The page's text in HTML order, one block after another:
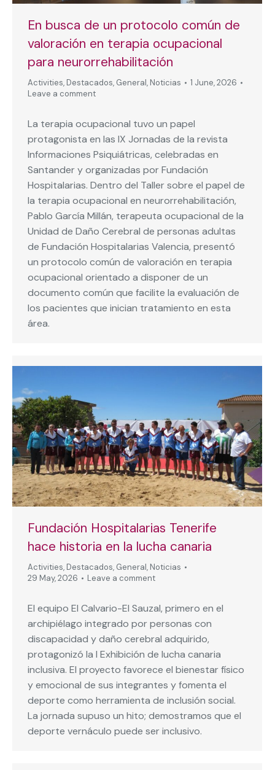
En busca de un protocolo común de
valoración en terapia ocupacional
para neurorrehabilitación
Activities, Destacados, General, Noticias
1 June, 2026
Leave a comment
La terapia ocupacional tuvo un papel
protagonista en las IX Jornadas de la revista
Informaciones Psiquiátricas, celebradas en
Santander y organizadas por Fundación
Hospitalarias. Dentro del Taller sobre el papel de
la terapia ocupacional en neurorrehabilitación,
Pablo García Millán, terapeuta ocupacional de la
Unidad de Daño Cerebral de personas adultas
de Fundación Hospitalarias Valencia, presentó
un protocolo común de valoración en terapia
ocupacional orientado a disponer de un
documento común que facilite la evaluación de
los pacientes que inician tratamiento en esta
área.
Fundación Hospitalarias Tenerife
hace historia en la lucha canaria
Activities, Destacados, General, Noticias
29 May, 2026
Leave a comment
El equipo El Calvario-El Sauzal, primero en el
archipiélago integrado por personas con
discapacidad y daño cerebral adquirido,
protagonizó la I Exhibición de lucha canaria
inclusiva. El proyecto favorece el bienestar físico
y emocional de sus integrantes y fomenta el
deporte como herramienta de inclusión social.
La jornada supuso un hito; demostramos que el
deporte vernáculo puede ser inclusivo.